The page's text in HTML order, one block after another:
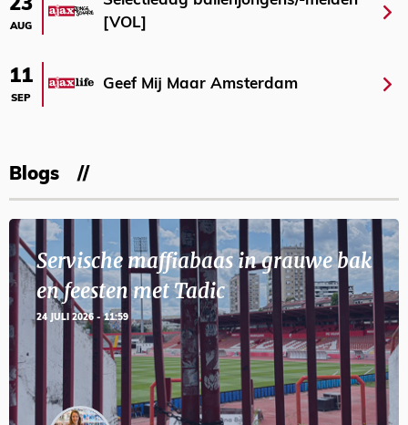
23
AUG
[VOL]
11
SEP
Geef Mij Maar Amsterdam
Blogs
Servische maffiabaas in grauwe bak
en feesten met Tadic
24 JULI 2026 - 11:59